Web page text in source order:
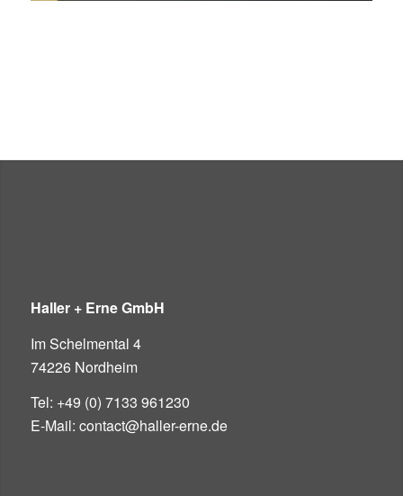
Haller + Erne GmbH
Im Schelmental 4
74226 Nordheim
Tel: +49 (0) 7133 961230
E-Mail: contact@haller-erne.de